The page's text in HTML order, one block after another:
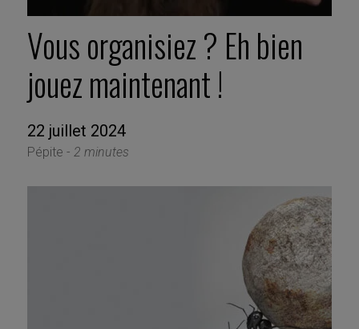
Vous organisiez ? Eh bien
jouez maintenant !
22 juillet 2024
Pépite - 2 minutes